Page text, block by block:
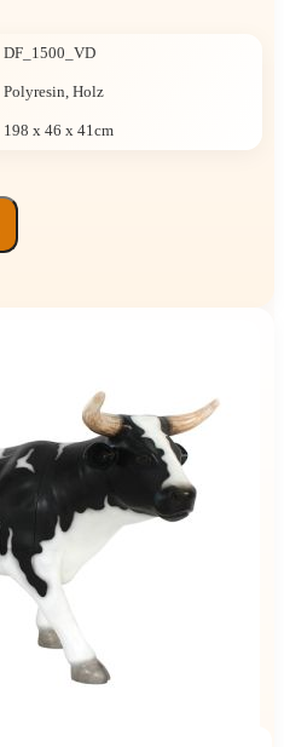
DF_1500_VD
Polyresin, Holz
198 x 46 x 41cm